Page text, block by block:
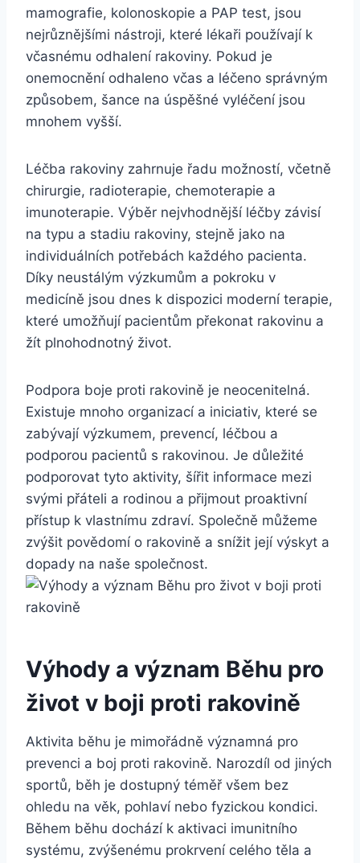
mamografie, kolonoskopie a PAP test, jsou
nejrůznějšími nástroji, které lékaři používají k
včasnému odhalení rakoviny. Pokud je
onemocnění odhaleno včas a léčeno správným
způsobem, šance na úspěšné vyléčení jsou
mnohem vyšší.
Léčba rakoviny zahrnuje řadu možností, včetně
chirurgie, radioterapie, chemoterapie a
imunoterapie. Výběr nejvhodnější léčby závisí
na typu a stadiu rakoviny, stejně jako na
individuálních potřebách každého pacienta.
Díky neustálým výzkumům a pokroku v
medicíně jsou dnes k dispozici moderní terapie,
které umožňují pacientům překonat rakovinu a
žít plnohodnotný život.
Podpora boje proti rakovině je neocenitelná.
Existuje mnoho organizací a iniciativ, které se
zabývají výzkumem, prevencí, léčbou a
podporou pacientů s rakovinou. Je důležité
podporovat tyto aktivity, šířit informace mezi
svými přáteli a rodinou a přijmout proaktivní
přístup k vlastnímu zdraví. Společně můžeme
zvýšit povědomí o rakovině a snížit její výskyt a
dopady na naše společnost.
Výhody a význam Běhu pro
život v boji proti rakovině
Aktivita běhu je mimořádně významná pro
prevenci a boj proti rakovině. Narozdíl od jiných
sportů, běh je dostupný téměř všem bez
ohledu na věk, pohlaví nebo fyzickou kondici.
Během běhu dochází k aktivaci imunitního
systému, zvýšenému prokrvení celého těla a